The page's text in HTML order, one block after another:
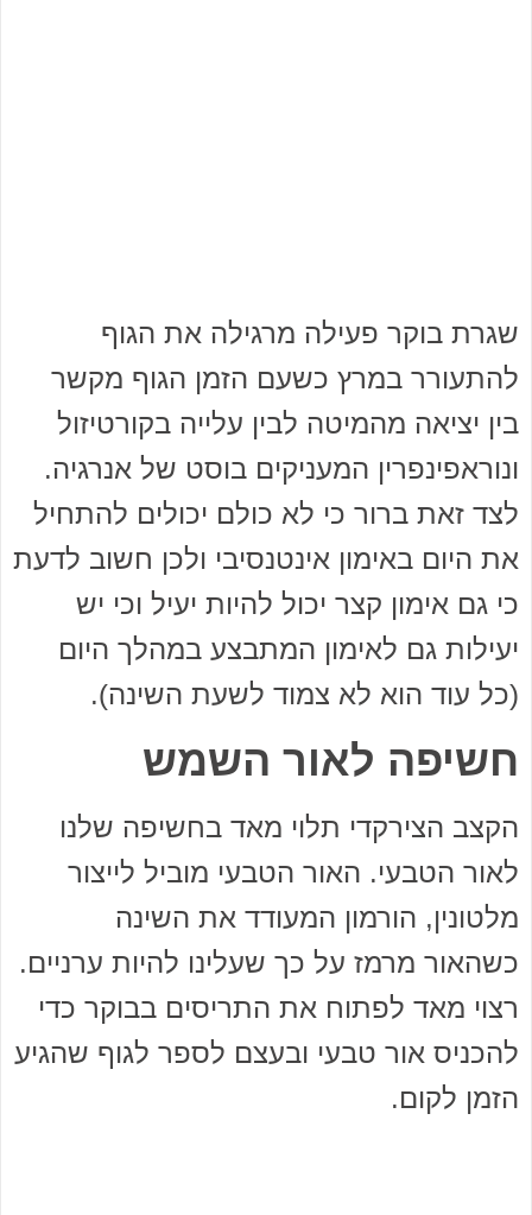
שגרת בוקר פעילה מרגילה את הגוף
להתעורר במרץ כשעם הזמן הגוף מקשר
בין יציאה מהמיטה לבין עלייה בקורטיזול
ונוראפינפרין המעניקים בוסט של אנרגיה.
לצד זאת ברור כי לא כולם יכולים להתחיל
את היום באימון אינטנסיבי ולכן חשוב לדעת
כי גם אימון קצר יכול להיות יעיל וכי יש
יעילות גם לאימון המתבצע במהלך היום
(כל עוד הוא לא צמוד לשעת השינה).
חשיפה לאור השמש
הקצב הצירקדי תלוי מאד בחשיפה שלנו
לאור הטבעי. האור הטבעי מוביל לייצור
מלטונין, הורמון המעודד את השינה
כשהאור מרמז על כך שעלינו להיות ערניים.
רצוי מאד לפתוח את התריסים בבוקר כדי
להכניס אור טבעי ובעצם לספר לגוף שהגיע
הזמן לקום.